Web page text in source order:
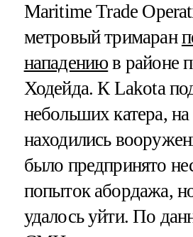
Maritime Trade
метровый тримаран
нападениюв районе
Ходейда. К Lakota
небольших катера,
находились
было предпринято
попыток абордажа,
удалось уйти. По